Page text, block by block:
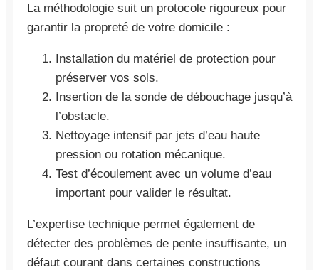
La méthodologie suit un protocole rigoureux pour
garantir la propreté de votre domicile :
Installation du matériel de protection pour
préserver vos sols.
Insertion de la sonde de débouchage jusqu’à
l’obstacle.
Nettoyage intensif par jets d’eau haute
pression ou rotation mécanique.
Test d’écoulement avec un volume d’eau
important pour valider le résultat.
L’expertise technique permet également de
détecter des problèmes de pente insuffisante, un
défaut courant dans certaines constructions